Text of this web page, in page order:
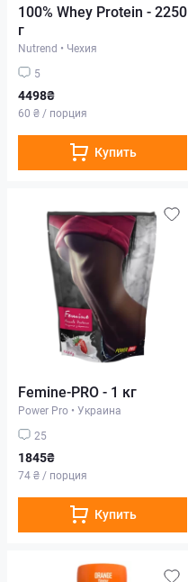
100% Whey Protein - 2250
г
Nutrend • Чехия
5
4498₴
60 ₴ / порция
Купить
Femine-PRO - 1 кг
Power Pro • Украина
25
1845₴
74 ₴ / порция
Купить